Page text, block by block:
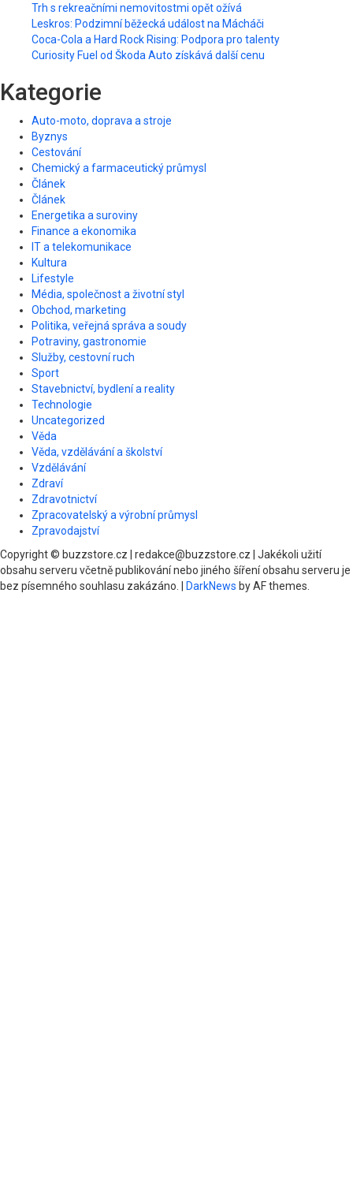
Trh s rekreačními nemovitostmi opět ožívá
Leskros: Podzimní běžecká událost na Mácháči
Coca-Cola a Hard Rock Rising: Podpora pro talenty
Curiosity Fuel od Škoda Auto získává další cenu
Kategorie
Auto-moto, doprava a stroje
Byznys
Cestování
Chemický a farmaceutický průmysl
Článek
Článek
Energetika a suroviny
Finance a ekonomika
IT a telekomunikace
Kultura
Lifestyle
Média, společnost a životní styl
Obchod, marketing
Politika, veřejná správa a soudy
Potraviny, gastronomie
Služby, cestovní ruch
Sport
Stavebnictví, bydlení a reality
Technologie
Uncategorized
Věda
Věda, vzdělávání a školství
Vzdělávání
Zdraví
Zdravotnictví
Zpracovatelský a výrobní průmysl
Zpravodajství
Copyright © buzzstore.cz | redakce@buzzstore.cz | Jakékoli užití
obsahu serveru včetně publikování nebo jiného šíření obsahu serveru je
bez písemného souhlasu zakázáno.
DarkNews by AF themes.